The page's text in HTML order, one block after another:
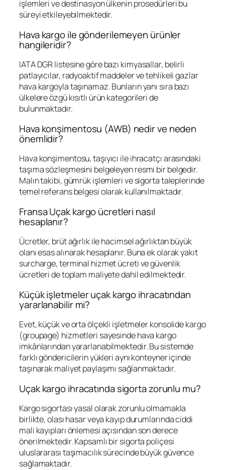
işlemleri ve destinasyon ülkenin prosedürleri bu
süreyi etkileyebilmektedir.
Hava kargo ile gönderilemeyen ürünler
hangileridir?
IATA DGR listesine göre bazı kimyasallar, belirli
patlayıcılar, radyoaktif maddeler ve tehlikeli gazlar
hava kargoyla taşınamaz. Bunların yanı sıra bazı
ülkelere özgü kısıtlı ürün kategorileri de
bulunmaktadır.
Hava konşimentosu (AWB) nedir ve neden
önemlidir?
Hava konşimentosu, taşıyıcı ile ihracatçı arasındaki
taşıma sözleşmesini belgeleyen resmi bir belgedir.
Malın takibi, gümrük işlemleri ve sigorta taleplerinde
temel referans belgesi olarak kullanılmaktadır.
Fransa Uçak kargo ücretleri nasıl
hesaplanır?
Ücretler, brüt ağırlık ile hacimsel ağırlıktan büyük
olanı esas alınarak hesaplanır. Buna ek olarak yakıt
surcharge, terminal hizmet ücreti ve güvenlik
ücretleri de toplam maliyete dahil edilmektedir.
Küçük işletmeler uçak kargo ihracatından
yararlanabilir mi?
Evet, küçük ve orta ölçekli işletmeler konsolide kargo
(groupage) hizmetleri sayesinde hava kargo
imkânlarından yararlanabilmektedir. Bu sistemde
farklı göndericilerin yükleri aynı konteyner içinde
taşınarak maliyet paylaşımı sağlanmaktadır.
Uçak kargo ihracatında sigorta zorunlu mu?
Kargo sigortası yasal olarak zorunlu olmamakla
birlikte, olası hasar veya kayıp durumlarında ciddi
mali kayıpları önlemesi açısından son derece
önerilmektedir. Kapsamlı bir sigorta poliçesi
uluslararası taşımacılık sürecinde büyük güvence
sağlamaktadır.